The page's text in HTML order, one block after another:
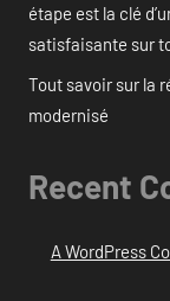
étape est la clé
satisfaisante sur
Tout savoir sur la
modernisé
Recent
A WordPress